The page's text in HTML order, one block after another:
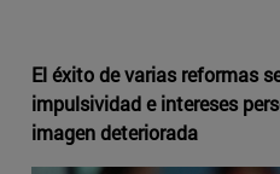
El éxito de varias reformas
impulsividad e intereses
imagen deteriorada